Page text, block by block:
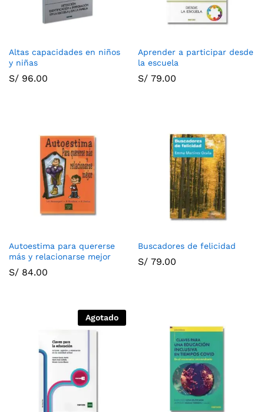
Altas capacidades en niños
y niñas
S/ 96.00
Aprender a participar desde
la escuela
S/ 79.00
Autoestima para quererse
más y relacionarse mejor
S/ 84.00
Buscadores de felicidad
S/ 79.00
Agotado